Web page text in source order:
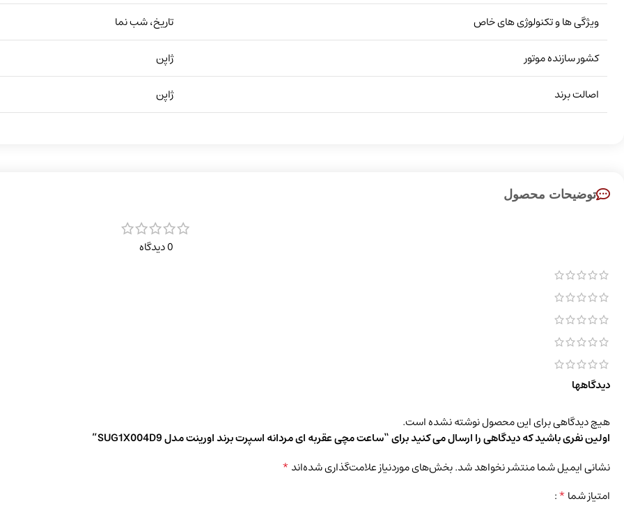
ویژگی ها و تکنولوژی های خاص
تاریخ، شب نما
کشور سازنده موتور
ژاپن
اصالت برند
ژاپن
توضیحات محصول
0 دیدگاه
دیدگاهها
هیچ دیدگاهی برای این محصول نوشته نشده است.
اولین نفری باشید که دیدگاهی را ارسال می کنید برای “ساعت مچی عقربه ای مردانه اسپرت برند اورینت مدل SUG1X004D9”
نشانی ایمیل شما منتشر نخواهد شد.بخش‌های موردنیاز علامت‌گذاری شده‌اند*
امتیاز شما*